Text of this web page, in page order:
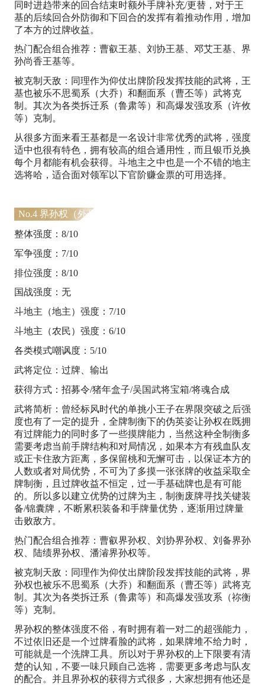
同时进趋带来的回合结束时额外手牌补充/更替，对于王
基的后续回合外防御和下回合的发挥有着推动作用，增加
了本方的过牌收益。
热门配合组合推荐：曹叡王基、刘协王基、邓艾王基、界
孙尚香王基等。
被克制天敌：同理作为仰仗出牌阶段发挥技能的武将，王
基也被乐不思蜀系（大乔）和翻面系（曹丕等）武将克
制。其次为各类拆迁系（鲁肃等）和高爆发强攻系（许攸
等）克制。
从很多方面来看王基都是一名设计非常优秀的武将，强度
适中也很有特色，拥有较高的组合通用性，而且银币兑换
每个月都能有机会获得。斗地主之中也是一个不错的地主
选将哈，适合面对领军以下官阶赚金票的可用选择。
No.4 界孙权（外号：渣权）
整体强度：8/10
军争强度：7/10
排位强度：8/10
国战强度：无
斗地主（地主）强度：7/10
斗地主（农民）强度：6/10
各类模式嘲讽度：5/10
武将定位：过牌、输出
获得方式：招募令/猪年盒子/吴国武将宝箱/将魂合成
武将简析：曾经标风时代的单挑小王子在界限突破之后强
度也有了一定的提升，全牌制衡下的伪英姿让孙权在既拥
有过牌能力的同时多了一些摸牌能力，当然这种全制衡多
需要考虑当前手牌结构和对局情况，如果本方有残血队友
或正卡住敌方距离，多保留桃和无懈可击，以保证本方的
人数或者对局优势，不可为了多摸一张张牌的收益采取全
牌制衡，且过牌收益不恒定，过一手基础牌也是有可能
的。所以多以建立优势的过牌为主，制衡废牌寻找关键装
备/锦囊牌，不断累积装备和手牌量优势，逐渐用过牌量
击败敌方。
热门配合组合推荐：曹叡界孙权、刘协界孙权、刘备界孙
权、陆绩界孙权、潘濬界孙权等。
被克制天敌：同理作为仰仗出牌阶段发挥技能的武将，界
孙权也被乐不思蜀系（大乔）和翻面系（曹丕等）武将克
制。其次为各类拆迁系（鲁肃等）和高爆发强攻系（祢衡
等）克制。
界孙权的整体强度不俗，有时拥有着一对二的超强能力，
不过依旧还是一个过牌看脸的武将，如果牌堆不给力时，
可能就是一个洗牌工具。所以对于界孙权的上下限要有清
楚的认知，不要一味只顾自己选将，需要更多考虑与队友
的配合。并且界孙权的获得方式很多，大家想拥有他还是